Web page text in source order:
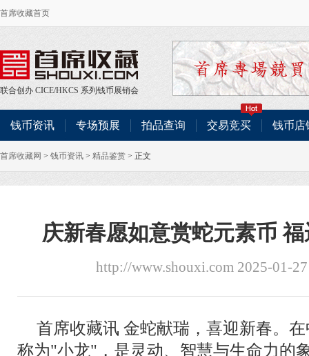
首席收藏首页
联合创办 CICE/HKCS 系列钱币展销会
钱币资讯 专场预展 拍品查询 交易竞买 钱币店
首席收藏网 > 钱币资讯 > 精品鉴赏 > 正文
庆新春愿如意赏蛇元素币
http://www.shouxi.com 2025-01-
首席收藏讯 金蛇献瑞，喜迎新春。
称为"小龙"，是灵动、智慧与生命力的